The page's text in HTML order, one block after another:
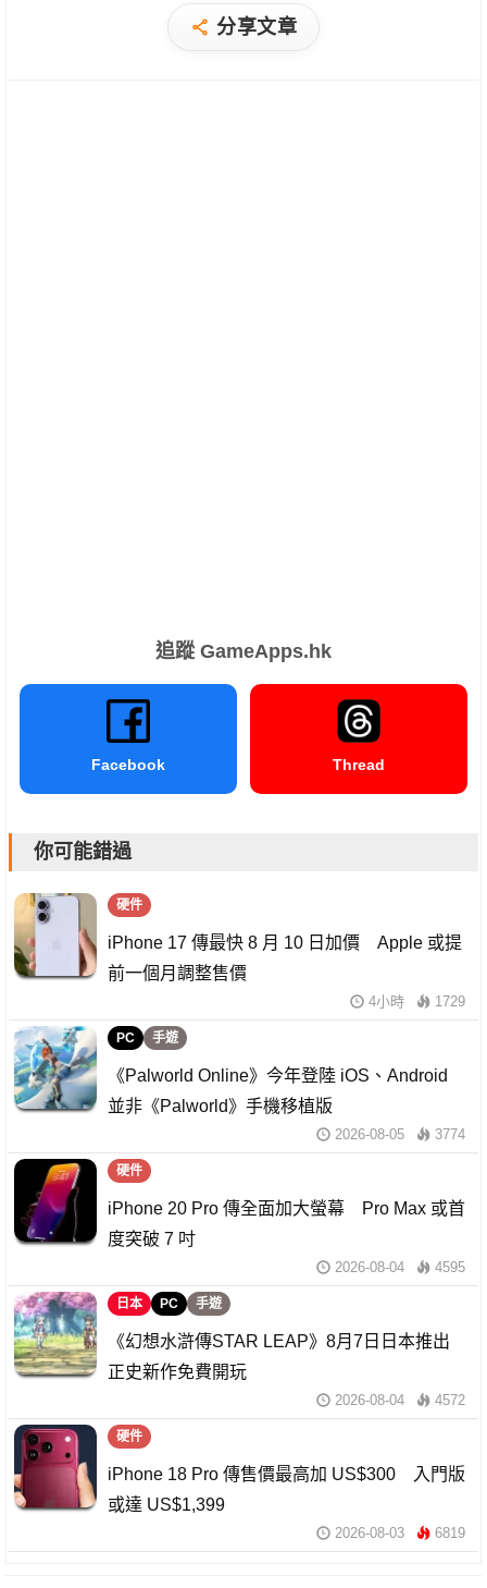
分享文章
追蹤 GameApps.hk
Facebook Thread
你可能錯過
硬件
iPhone 17 傳最快 8 月 10 日加價 Apple 或提
前一個月調整售價
4小時 1729
PC 手遊
《Palworld Online》今年登陸 iOS、Android
並非《Palworld》手機移植版
2026-08-05 3774
硬件
iPhone 20 Pro 傳全面加大螢幕 Pro Max 或首
度突破 7 吋
2026-08-04 4595
日本 PC 手遊
《幻想水滸傳STAR LEAP》8月7日日本推出
正史新作免費開玩
2026-08-04 4572
硬件
iPhone 18 Pro 傳售價最高加 US$300 入門版
或達 US$1,399
2026-08-03 6819